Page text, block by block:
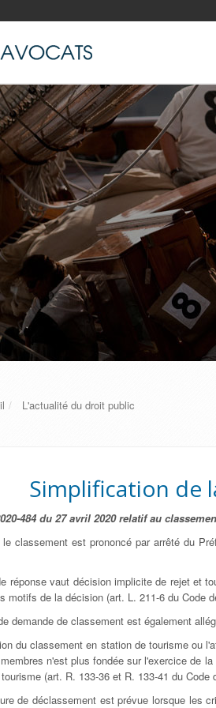
L'actualité du droit public
Simplification de
484 du 27 avril 2020 relatif au
le classement est prononcé par arrêté du
réponse vaut décision implicite de rejet et
motifs de la décision (art. L. 211-6 du Code
demande de classement est également
du classement en station de tourisme ou
n'est plus fondée sur l'exercice de
(art. R. 133-36 et R. 133-41 du Code
de déclassement est prévue lorsque les